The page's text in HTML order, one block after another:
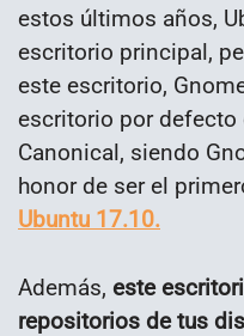
estos últimos años,
escritorio principal,
este escritorio,
escritorio por
Canonical, siendo
honor de ser el
Ubuntu 17.10.
Además, este
repositorios de tus